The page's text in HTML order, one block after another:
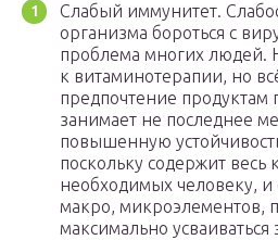
Слабый иммунитет.
организма бороться с
проблема многих людей.
к витаминотерапии, но
предпочтение продуктам
занимает не последнее
повышенную
поскольку содержит весь
необходимых человеку,
макро, микроэлементов,
максимально